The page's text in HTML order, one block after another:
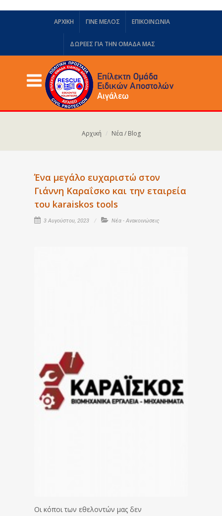
ΑΡΧΙΚΗ ΓΙΝΕ ΜΕΛΟΣ ΕΠΙΚΟΙΝΩΝΙΑ
ΔΩΡΕΈΣ ΓΙΑ ΤΗΝ ΟΜΆΔΑ ΜΑΣ
Αρχική Νέα / Blog
Ένα μεγάλο ευχαριστώ στον
Γιάννη Καραΐσκο και την εταιρεία
του karaiskos tools
3 Αυγούστου, 2023 Νέα - Ανακοινώσεις
Οι κόποι των εθελοντών μας δεν